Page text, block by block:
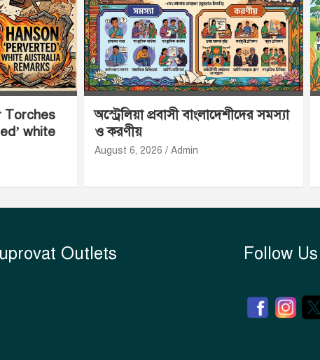
Torches
white
অস্ট্রেলিয়া প্রবাসী বাংলাদেশীদের সমস্যা
ও করণীয়
August 6, 2026 Admin
Outlets Follow Us